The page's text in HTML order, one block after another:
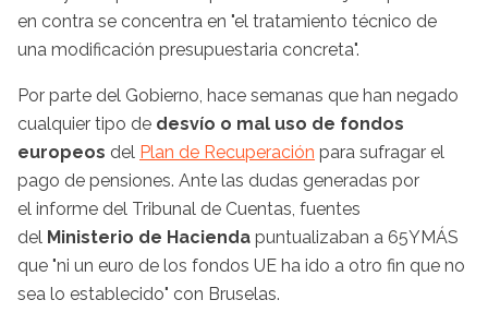
en contra se concentra en "el tratamiento técnico de
una modificación presupuestaria concreta".
Por parte del Gobierno, hace semanas que han negado
cualquier tipo de desvío o mal uso de fondos
europeos del Plan de Recuperación para sufragar el
pago de pensiones. Ante las dudas generadas por
el informe del Tribunal de Cuentas, fuentes
del Ministerio de Hacienda puntualizaban a 65YMÁS
que "ni un euro de los fondos UE ha ido a otro fin que no
sea lo establecido" con Bruselas.